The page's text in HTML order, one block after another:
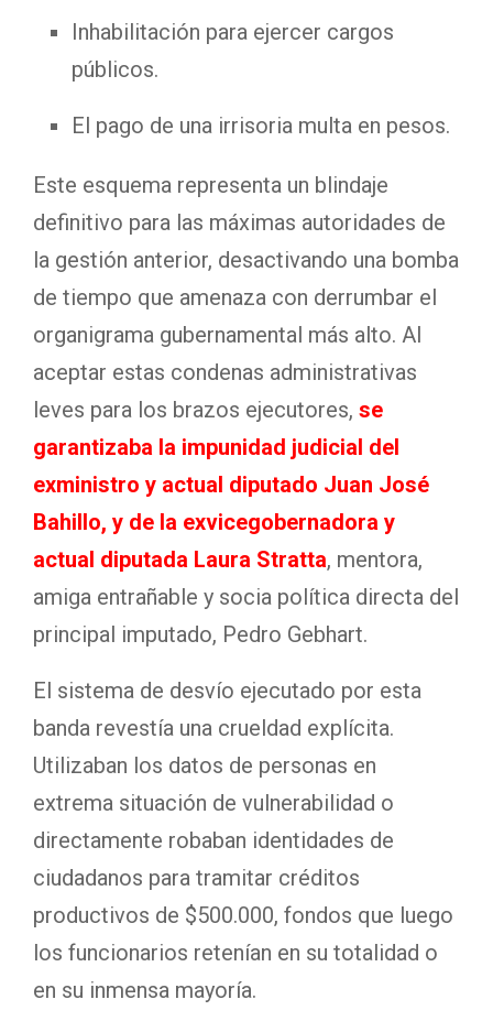
Inhabilitación para ejercer cargos
públicos.
El pago de una irrisoria multa en pesos.
Este esquema representa un blindaje
definitivo para las máximas autoridades de
la gestión anterior, desactivando una bomba
de tiempo que amenaza con derrumbar el
organigrama gubernamental más alto. Al
aceptar estas condenas administrativas
leves para los brazos ejecutores, se
garantizaba la impunidad judicial del
exministro y actual diputado Juan José
Bahillo, y de la exvicegobernadora y
actual diputada Laura Stratta, mentora,
amiga entrañable y socia política directa del
principal imputado, Pedro Gebhart.
El sistema de desvío ejecutado por esta
banda revestía una crueldad explícita.
Utilizaban los datos de personas en
extrema situación de vulnerabilidad o
directamente robaban identidades de
ciudadanos para tramitar créditos
productivos de $500.000, fondos que luego
los funcionarios retenían en su totalidad o
en su inmensa mayoría.